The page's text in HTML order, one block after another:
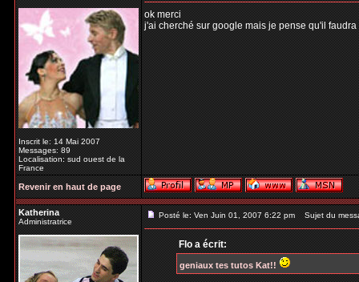
Inscrit le: 14 Mai 2007
Messages: 89
Localisation: sud ouest de la
France
ok merci
j'ai cherché sur google mais je pense qu'il
Revenir en haut de page
Katherina
Administratrice
Posté le: Ven Juin 01, 2007 6:22 pm Sujet du
Flo a écrit:
geniaux tes tutos Kat!!